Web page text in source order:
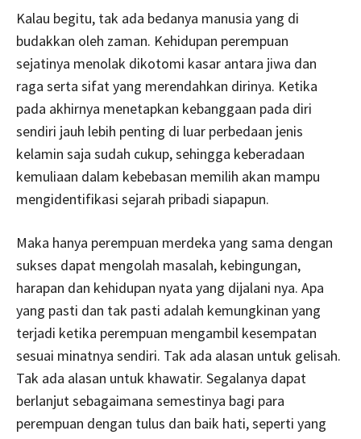
Kalau begitu, tak ada bedanya manusia yang di
budakkan oleh zaman. Kehidupan perempuan
sejatinya menolak dikotomi kasar antara jiwa dan
raga serta sifat yang merendahkan dirinya. Ketika
pada akhirnya menetapkan kebanggaan pada diri
sendiri jauh lebih penting di luar perbedaan jenis
kelamin saja sudah cukup, sehingga keberadaan
kemuliaan dalam kebebasan memilih akan mampu
mengidentifikasi sejarah pribadi siapapun.
Maka hanya perempuan merdeka yang sama dengan
sukses dapat mengolah masalah, kebingungan,
harapan dan kehidupan nyata yang dijalani nya. Apa
yang pasti dan tak pasti adalah kemungkinan yang
terjadi ketika perempuan mengambil kesempatan
sesuai minatnya sendiri. Tak ada alasan untuk gelisah.
Tak ada alasan untuk khawatir. Segalanya dapat
berlanjut sebagaimana semestinya bagi para
perempuan dengan tulus dan baik hati, seperti yang